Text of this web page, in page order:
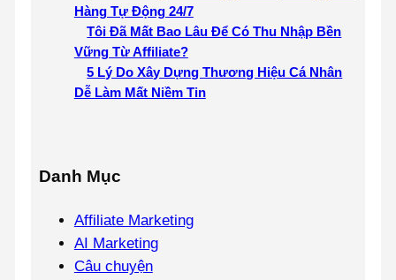
Hàng Tự Động 24/7
Tôi Đã Mất Bao Lâu Để Có Thu Nhập Bền
Vững Từ Affiliate?
5 Lý Do Xây Dựng Thương Hiệu Cá Nhân
Dễ Làm Mất Niềm Tin
Danh Mục
Affiliate Marketing
AI Marketing
Câu chuyện